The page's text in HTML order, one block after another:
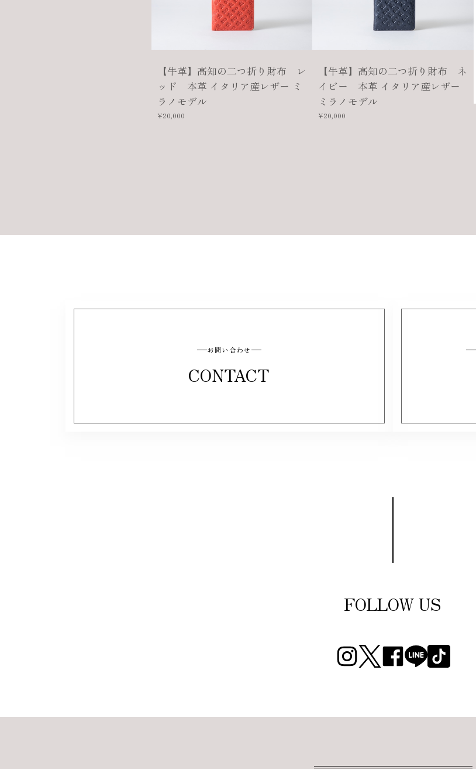
【牛革】高知の二つ折り財布 レ
ッド 本革 イタリア産レザー ミ
ラノモデル
¥20,000
【牛革】高知の二つ折り財布 ネ
イビー 本革 イタリア産レザー
ミラノモデル
¥20,000
お問い合わせ
CONTACT
FOLLOW US